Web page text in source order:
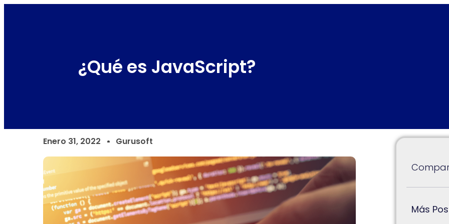
¿Qué es JavaScript?
Enero 31, 2022 Gurusoft
Más